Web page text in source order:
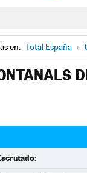
en: Total España »